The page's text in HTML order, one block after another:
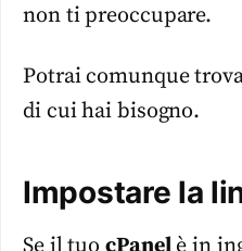
non ti preoccupare.
Potrai comunque
di cui hai bisogno.
Impostare la